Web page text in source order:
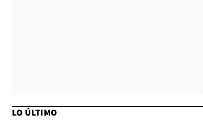
LO ÚLTIMO